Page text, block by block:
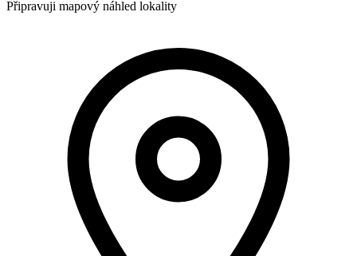
Připravuji mapový náhled lokality